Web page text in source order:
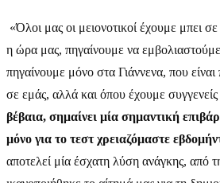
«Όλοι μας οι μειονοτικοί έχουμε μπει σε
η ώρα μας, πηγαίνουμε να
πηγαίνουμε μόνο στα Γιάννενα, που είναι
σε εμάς, αλλά και όπου έχουμε
βέβαια, σημαίνει μία σημαντική
μόνο για το τεστ χρειαζόμαστε
αποτελεί μία έσχατη λύση ανάγκης, από